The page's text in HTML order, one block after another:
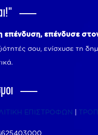
επένδυση, επένδυσε
σου, ενίσχυσε τη
ΕΠΙΣΤΡΟΦΩΝ